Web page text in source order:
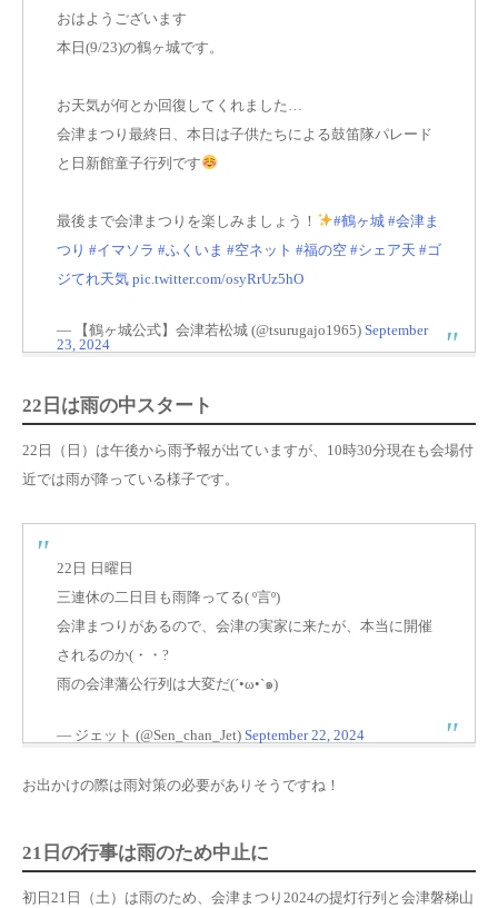
おはようございます
本日(9/23)の鶴ヶ城です。
お天気が何とか回復してくれました…
会津まつり最終日、本日は子供たちによる鼓笛隊パレード
と日新館童子行列です
最後まで会津まつりを楽しみましょう！ #鶴ヶ城 #会津ま
つり #イマソラ #ふくいま #空ネット #福の空 #シェア天 #ゴ
ジてれ天気 pic.twitter.com/osyRrUz5hO
— 【鶴ヶ城公式】会津若松城 (@tsurugajo1965) September
23, 2024
22日は雨の中スタート
22日（日）は午後から雨予報が出ていますが、10時30分現在も会場付
近では雨が降っている様子です。
22日 日曜日
三連休の二日目も雨降ってる( º言º)
会津まつりがあるので、会津の実家に来たが、本当に開催
されるのか(・・?
雨の会津藩公行列は大変だ(´•ω•`๑)
— ジェット (@Sen_chan_Jet) September 22, 2024
お出かけの際は雨対策の必要がありそうですね！
21日の行事は雨のため中止に
初日21日（土）は雨のため、会津まつり2024の提灯行列と会津磐梯山